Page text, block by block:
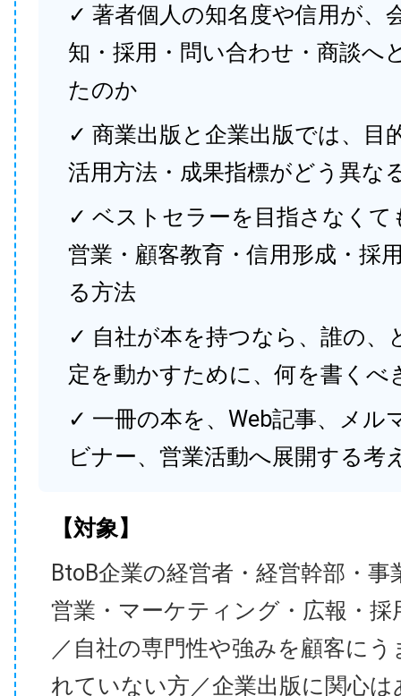
✓ 著者個人の知名度や信用が、
知・採用・問い合わせ・商談へ
たのか
✓ 商業出版と企業出版では、目
活用方法・成果指標がどう異な
✓ ベストセラーを目指さなくて
営業・顧客教育・信用形成・採
る方法
✓ 自社が本を持つなら、誰の、
定を動かすために、何を書くべ
✓ 一冊の本を、Web記事、メル
ビナー、営業活動へ展開する考
【対象】
BtoB企業の経営者・経営幹部・事
営業・マーケティング・広報・採
／自社の専門性や強みを顧客に
れていない方／企業出版に関心